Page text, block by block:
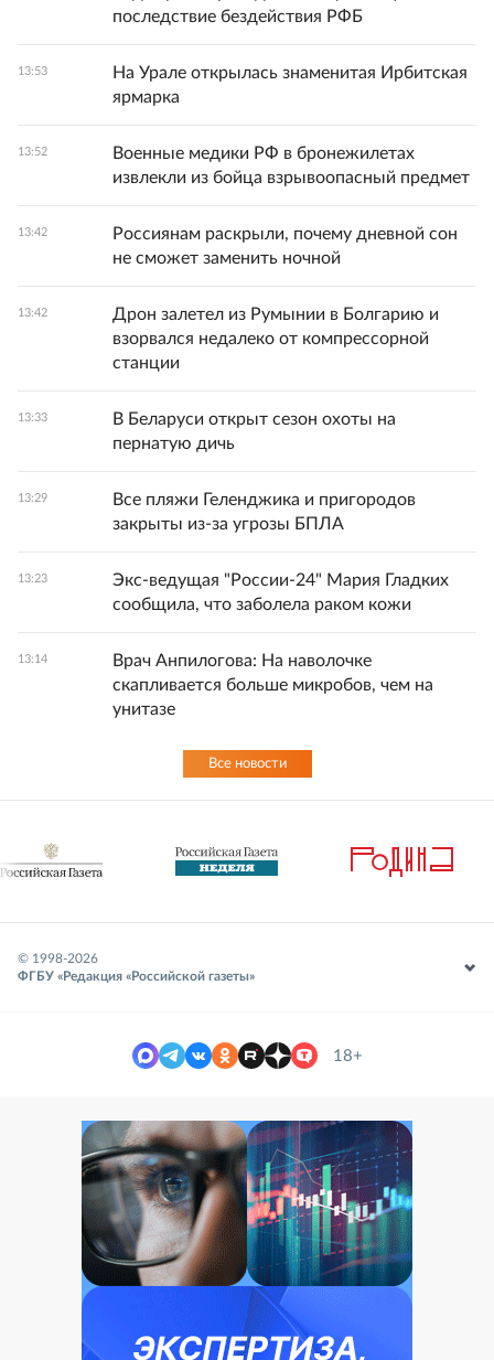
последствие бездействия РФБ
13:53
На Урале открылась знаменитая Ирбитская
ярмарка
13:52
Военные медики РФ в бронежилетах
извлекли из бойца взрывоопасный предмет
13:42
Россиянам раскрыли, почему дневной сон
не сможет заменить ночной
13:42
Дрон залетел из Румынии в Болгарию и
взорвался недалеко от компрессорной
станции
13:33
В Беларуси открыт сезон охоты на
пернатую дичь
13:29
Все пляжи Геленджика и пригородов
закрыты из-за угрозы БПЛА
13:23
Экс-ведущая "России-24" Мария Гладких
сообщила, что заболела раком кожи
13:14
Врач Анпилогова: На наволочке
скапливается больше микробов, чем на
унитазе
Все новости
© 1998-2026
ФГБУ «Редакция «Российской газеты»
18+